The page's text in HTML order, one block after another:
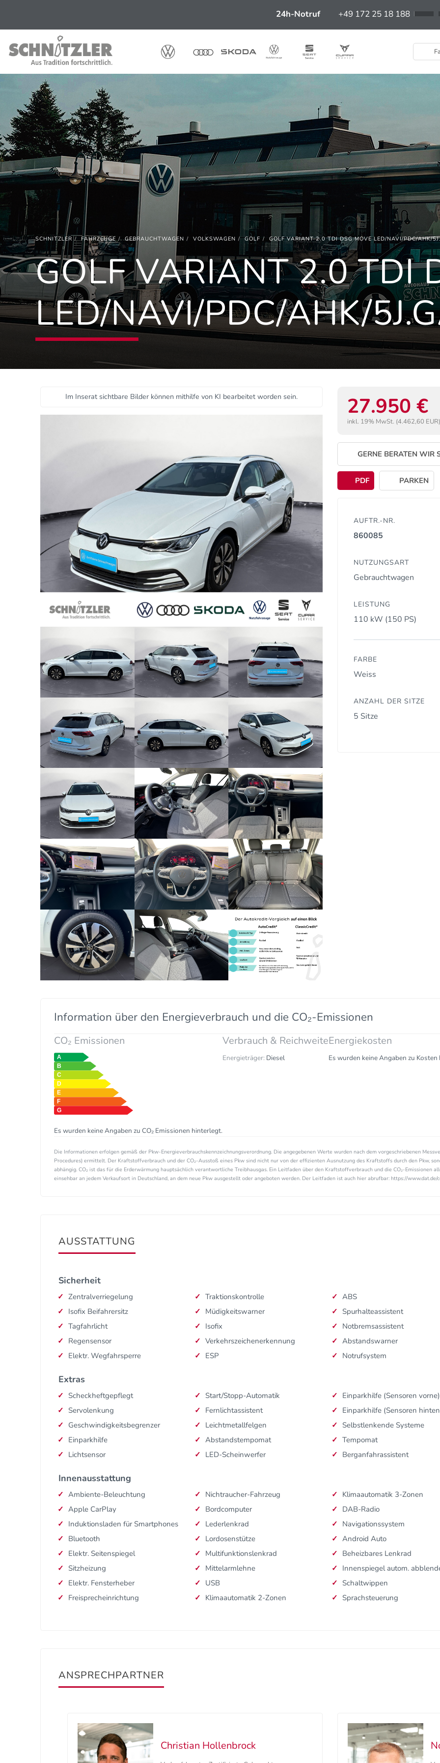
24h-Notruf +49 172 25 18 188
SCHNITZLER FAHRZEUGE GEBRAUCHTWAGEN VOLKSWAGEN GOLF GOLF VARIANT 2.0 TDI DSG MOVE LED/NAVI/PDC/AHK/
GOLF VARIANT 2.0 TDI
LED/NAVI/PDC/AHK/
Im Inserat sichtbare Bilder können mithilfe von KI bearbeitet worden sein. 27.950 €
inkl. 19% MwSt. (4.462,60 EUR)
GERNE BERATEN WIR
PDF PARKEN
AUFTR.-NR.
860085
NUTZUNGSART
Gebrauchtwagen
LEISTUNG
110 kW (150 PS)
FARBE
Weiss
ANZAHL DER SITZE
5 Sitze
Information über den Energieverbrauch und die CO₂-Emissionen
CO₂ Emissionen
Es wurden keine Angaben zu CO₂ Emissionen hinterlegt.
Verbrauch & Reichweite
Energieträger: Diesel
Energiekosten
Es wurden keine Angaben zu
Die Informationen erfolgen gemäß der Pkw-Energieverbrauchskennzeichnungsverordnung. Die angegebenen Werte wurden nach dem vorgeschriebenen
Procedures) ermittelt. Der Kraftstoffverbrauch und der CO₂-Ausstoß eines Pkw sind nicht nur von der effizienten Ausnutzung des Kraftstoffs durch den Pkw,
abhängig. CO₂ ist das für die Erderwärmung hauptsächlich verantwortliche Treibhausgas. Ein Leitfaden über den Kraftstoffverbrauch und die CO₂-Emissionen
einsehbar an jedem Verkaufsort in Deutschland, an dem neue Pkw ausgestellt oder angeboten werden. Der Leitfaden ist auch hier abrufbar: https://www.dat.de/
AUSSTATTUNG
Sicherheit
Zentralverriegelung
Isofix Beifahrersitz
Tagfahrlicht
Regensensor
Elektr. Wegfahrsperre
Traktionskontrolle
Müdigkeitswarner
Isofix
Verkehrszeichenerkennung
ESP
ABS
Spurhalteassistent
Notbremsassistent
Abstandswarner
Notrufsystem
Extras
Scheckheftgepflegt
Servolenkung
Geschwindigkeitsbegrenzer
Einparkhilfe
Lichtsensor
Start/Stopp-Automatik
Fernlichtassistent
Leichtmetallfelgen
Abstandstempomat
LED-Scheinwerfer
Einparkhilfe (Sensoren vorne)
Einparkhilfe (Sensoren
Selbstlenkende Systeme
Tempomat
Berganfahrassistent
Innenausstattung
Ambiente-Beleuchtung
Apple CarPlay
Induktionsladen für Smartphones
Bluetooth
Elektr. Seitenspiegel
Sitzheizung
Elektr. Fensterheber
Freisprecheinrichtung
Nichtraucher-Fahrzeug
Bordcomputer
Lederlenkrad
Lordosenstütze
Multifunktionslenkrad
Mittelarmlehne
USB
Klimaautomatik 2-Zonen
Klimaautomatik 3-Zonen
DAB-Radio
Navigationssystem
Android Auto
Beheizbares Lenkrad
Innenspiegel autom.
Schaltwippen
Sprachsteuerung
ANSPRECHPARTNER
Christian Hollenbrock